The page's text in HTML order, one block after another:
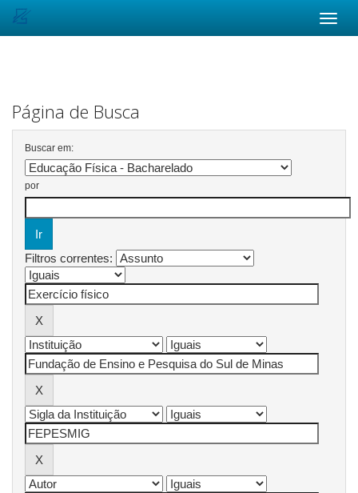
Página de Busca
Buscar em:
por
Filtros correntes: